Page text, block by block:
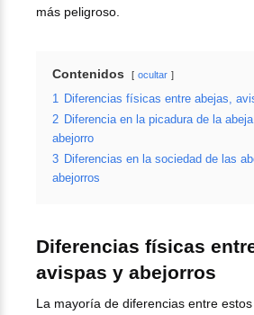
más peligroso.
Contenidos ocultar
1 Diferencias físicas entre abejas,
2 Diferencia en la picadura de la
abejorro
3 Diferencias en la sociedad de las
abejorros
Diferencias físicas
avispas y abejorros
La mayoría de diferencias entre